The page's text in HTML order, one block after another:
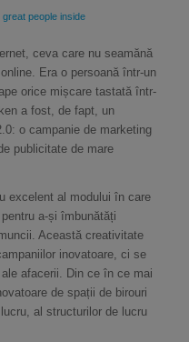
great people inside
ceva care nu seamănă
Era o persoană într-un
orice mișcare tastată într-
a fost, de fapt, un
o campanie de marketing
publicitate de mare
excelent al modului în care
a-și îmbunătăți
Această creativitate
inovatoare, ci se
afacerii. Din ce în ce mai
de spații de birouri
al structurilor de lucru